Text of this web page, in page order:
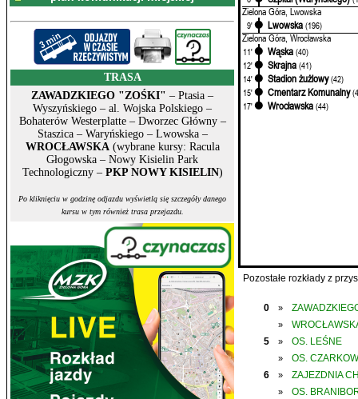
TRASA
ZAWADZKIEGO "ZOŚKI" – Ptasia –
Wyszyńskiego – al. Wojska Polskiego –
Bohaterów Westerplatte – Dworzec Główny –
Staszica – Waryńskiego – Lwowska –
WROCŁAWSKA(wybrane kursy: Racula
Głogowska – Nowy Kisielin Park
Technologiczny – PKP NOWY KISIELIN)
Po kliknięciu w godzinę odjazdu wyświetlą się szczegóły danego
kursu w tym również trasa przejazdu.
Zielona Góra, Lwowska
9' Lwowska (196)
Zielona Góra, Wrocławska
11' Wąska (40)
12'
Skrajna (41)
14'
Stadion żużlowy (42)
15'
Cmentarz Komunalny
17'
Wrocławska (44)
Pozostałe rozkłady z
0 »
»
5
» OS. LEŚNE
»
OS.
6
» ZAJEZDNIA
»
OS.